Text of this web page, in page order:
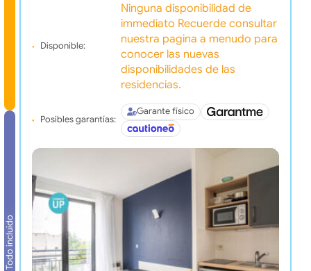
Todo incluido
Disponible:
Ninguna disponibilidad de
immediato Recuerde consultar
nuestra pagina a menudo para
conocer las nuevas
disponibilidades de las
residencias.
Posibles garantías:
Garante físico